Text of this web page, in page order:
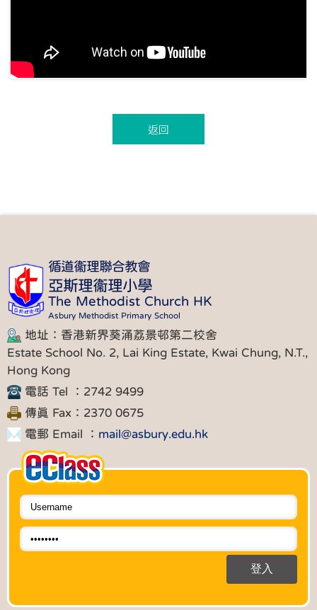
返回
循道衞理聯合教會
亞斯理衞理小學
The Methodist Church HK
Asbury Methodist Primary School
地址：香港新界葵涌荔景邨第二校舍
Estate School No. 2, Lai King Estate, Kwai Chung, N.T.,
Hong Kong
電話 Tel ：2742 9499
傳真 Fax：2370 0675
電郵 Email ： mail@asbury.edu.hk